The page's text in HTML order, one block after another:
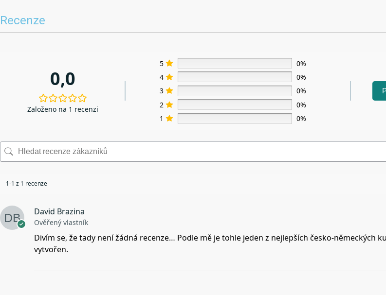
Recenze
0,0
Založeno na 1 recenzi
5
0%
4
0%
3
0%
2
0%
1
0%
1-1 z 1 recenze
David Brazina
Ověřený vlastník
Divím se, že tady není žádná recenze… Podle mě je tohle jeden z nejlepších česko-německých
vytvořen.